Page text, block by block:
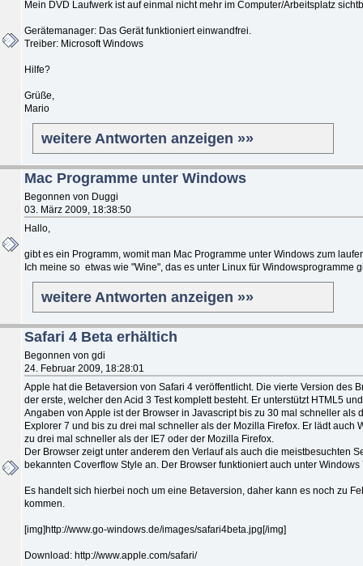
Mein DVD Laufwerk ist auf einmal nicht mehr im Computer/Arbeitsplatz
Gerätemanager: Das Gerät funktioniert einwandfrei.
Treiber: Microsoft Windows
Hilfe?
Grüße,
Mario
weitere Antworten anzeigen »»
Mac Programme unter Windows
Begonnen von Duggi
03. März 2009, 18:38:50
Hallo,
gibt es ein Programm, womit man Mac Programme unter Windows zum
Ich meine so etwas wie "Wine", das es unter Linux für Windowsprogramme
weitere Antworten anzeigen »»
Safari 4 Beta erhältich
Begonnen von gdi
24. Februar 2009, 18:28:01
Apple hat die Betaversion von Safari 4 veröffentlicht. Die vierte Version des
der erste, welcher den Acid 3 Test komplett besteht. Er unterstützt HTML5
Angaben von Apple ist der Browser in Javascript bis zu 30 mal schneller als
Explorer 7 und bis zu drei mal schneller als der Mozilla Firefox. Er lädt auch
zu drei mal schneller als der IE7 oder der Mozilla Firefox.
Der Browser zeigt unter anderem den Verlauf als auch die meistbesuchten
bekannten Coverflow Style an. Der Browser funktioniert auch unter Windows
Es handelt sich hierbei noch um eine Betaversion, daher kann es noch zu
kommen.
[img]http://www.go-windows.de/images/safari4beta.jpg[/img]
Download: http://www.apple.com/safari/